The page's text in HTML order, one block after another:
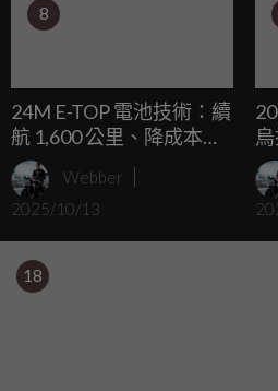
8
24M E-TOP 電池技術：續
航 1,600 公里、降成本
40%，電動機車未來或將
重生
Webber
2025/10/13
共
鄉
18